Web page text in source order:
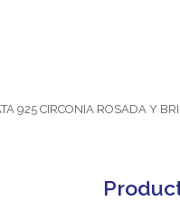
925 CIRCONIA ROSADA Y